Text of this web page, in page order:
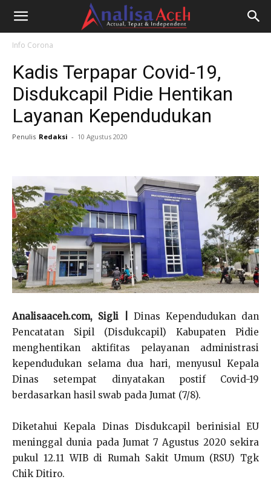
Info Corona
Kadis Terpapar Covid-19,
Disdukcapil Pidie Hentikan
Layanan Kependudukan
Penulis Redaksi - 10 Agustus 2020
Analisaaceh.com, Sigli |
Dinas Kependudukan dan
Pencatatan Sipil (Disdukcapil) Kabupaten Pidie
menghentikan aktifitas pelayanan administrasi
kependudukan selama dua hari, menyusul Kepala
Dinas setempat dinyatakan postif Covid-19
berdasarkan hasil swab pada Jumat (7/8).
Diketahui Kepala Dinas Disdukcapil berinisial EU
meninggal dunia pada Jumat 7 Agustus 2020 sekira
pukul 12.11 WIB di Rumah Sakit Umum (RSU) Tgk
Chik Ditiro.